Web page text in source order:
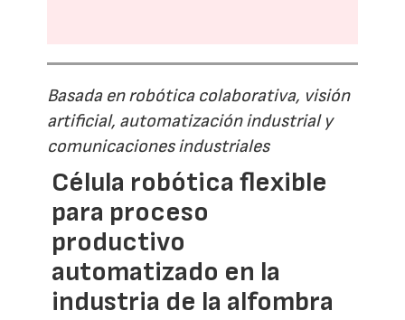
Basada en robótica colaborativa, visión
artificial, automatización industrial y
comunicaciones industriales
Célula robótica flexible
para proceso
productivo
automatizado en la
industria de la alfombra